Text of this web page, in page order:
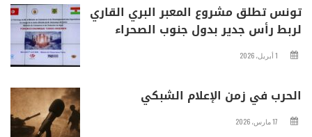
تونس تطلق مشروع المعبر البري القاري
لربط رأس جدير بدول جنوب الصحراء
1 أبريل، 2026
الحرب في زمن الإعلام الشبكي
17 مارس، 2026